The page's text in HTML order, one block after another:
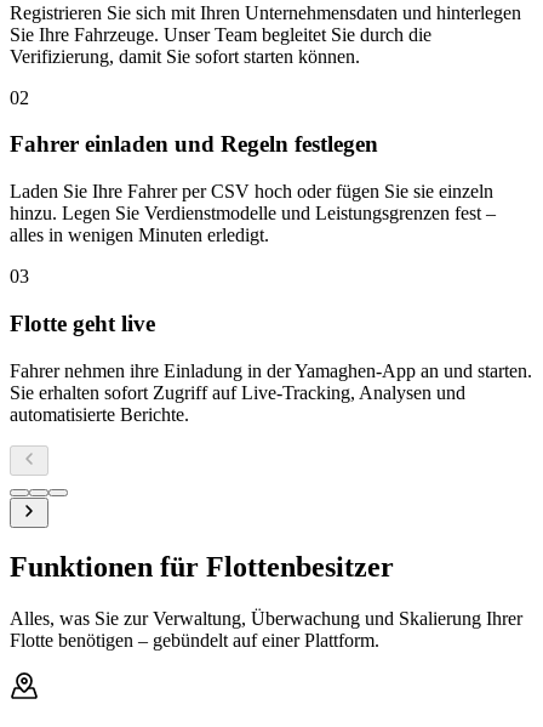
Registrieren Sie sich mit Ihren Unternehmensdaten und hinterlegen
Sie Ihre Fahrzeuge. Unser Team begleitet Sie durch die
Verifizierung, damit Sie sofort starten können.
02
Fahrer einladen und Regeln festlegen
Laden Sie Ihre Fahrer per CSV hoch oder fügen Sie sie einzeln
hinzu. Legen Sie Verdienstmodelle und Leistungsgrenzen fest –
alles in wenigen Minuten erledigt.
03
Flotte geht live
Fahrer nehmen ihre Einladung in der Yamaghen-App an und starten.
Sie erhalten sofort Zugriff auf Live-Tracking, Analysen und
automatisierte Berichte.
Funktionen für Flottenbesitzer
Alles, was Sie zur Verwaltung, Überwachung und Skalierung Ihrer
Flotte benötigen – gebündelt auf einer Plattform.